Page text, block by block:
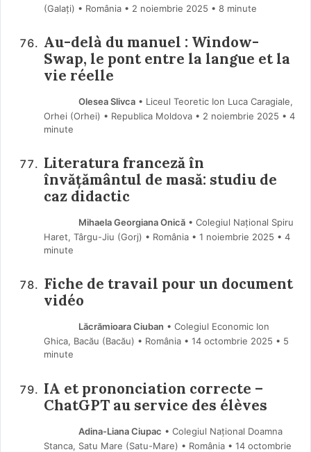
(Galaţi) • România
2 noiembrie 2025 • 8 minute
Au-delà du manuel : Window-
Swap, le pont entre la langue et la
vie réelle
Olesea Slivca• Liceul Teoretic Ion Luca Caragiale,
Orhei (Orhei) • Republica Moldova
2 noiembrie 2025 • 4
minute
Literatura franceză în
învățământul de masă: studiu de
caz didactic
Mihaela Georgiana Onică• Colegiul Național Spiru
Haret, Târgu-Jiu (Gorj) • România
1 noiembrie 2025 • 4
minute
Fiche de travail pour un document
vidéo
Lăcrămioara Ciuban • Colegiul Economic Ion
Ghica, Bacău (Bacău) • România
14 octombrie 2025 • 5
minute
IA et prononciation correcte –
ChatGPT au service des élèves
Adina-Liana Ciupac • Colegiul Național Doamna
Stanca, Satu Mare (Satu-Mare) • România
14 octombrie